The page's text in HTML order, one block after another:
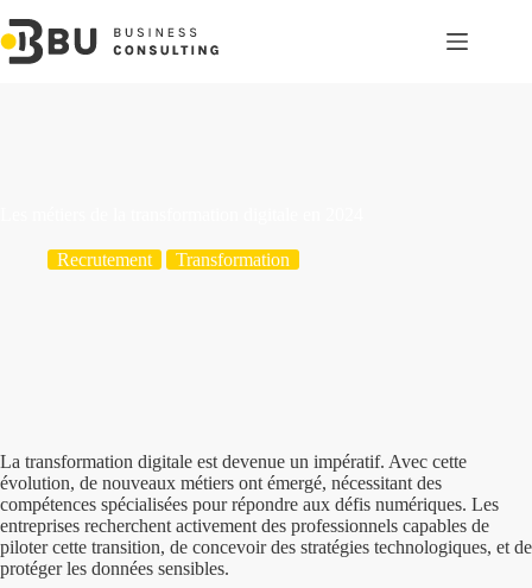
au
contenu
Recrutement Transformation
La transformation digitale est devenue un impératif. Avec cette
évolution, de nouveaux métiers ont émergé, nécessitant des
compétences spécialisées pour répondre aux défis numériques. Les
entreprises recherchent activement des professionnels capables de
piloter cette transition, de concevoir des stratégies technologiques, et de
protéger les données sensibles.